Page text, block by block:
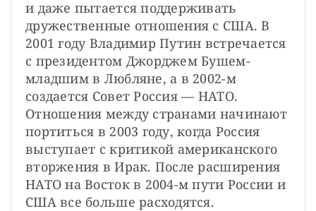
и даже пытается поддерживать
дружественные отношения с США. В
2001 году Владимир Путин встречается
с президентом Джорджем Бушем-
младшим в Любляне, а в 2002-м
создается Совет Россия — НАТО.
Отношения между странами начинают
портиться в 2003 году, когда Россия
выступает с критикой американского
вторжения в Ирак. После расширения
НАТО на Восток в 2004-м пути России и
США все больше расходятся.